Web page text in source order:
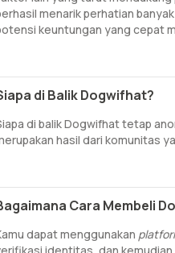
menarik perhatian
keuntungan yang cepat
di Balik Dogwifhat?
di balik Dogwifhat tetap
hasil dari komunitas
Cara Membeli
dapat menggunakan